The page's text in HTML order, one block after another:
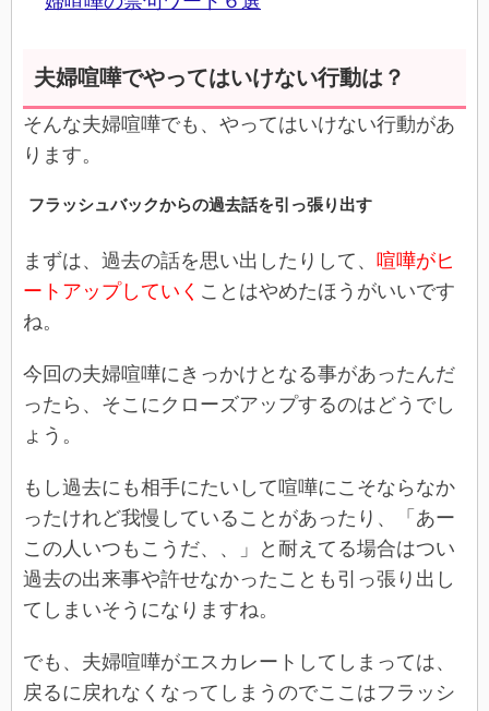
夫婦喧嘩でやってはいけない行動は？
そんな夫婦喧嘩でも、やってはいけない行動があ
ります。
フラッシュバックからの過去話を引っ張り出す
まずは、過去の話を思い出したりして、 喧嘩がヒ
ートアップしていく ことはやめたほうがいいです
ね。
今回の夫婦喧嘩にきっかけとなる事があったんだ
ったら、そこにクローズアップするのはどうでし
ょう。
もし過去にも相手にたいして喧嘩にこそならなか
ったけれど我慢していることがあったり、「あー
この人いつもこうだ、、」と耐えてる場合はつい
過去の出来事や許せなかったことも引っ張り出し
てしまいそうになりますね。
でも、夫婦喧嘩がエスカレートしてしまっては、
戻るに戻れなくなってしまうのでここはフラッシ